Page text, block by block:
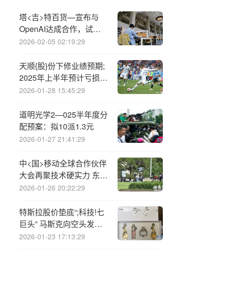
塔<吉>特百货—宣布与
OpenAI达成合作，试图
扭转销售颓势
2026-02-05 02:19:29
天顺{股}份下修业绩预期;
2025年上半年预计亏损至
多690万元
2026-01-28 15:45:29
道明光学2—025半年度分
配预案：拟10派1.3元
2026-01-27 21:41:29
中<国>移动全球合作伙伴
大会再聚技术硬实力 东方
通网信以AI赋能场景创新
2026-01-26 20:22:29
特斯拉股价垫底“;科技!七
巨头” 马斯克向空头发出
严厉警告
2026-01-23 17:13:29